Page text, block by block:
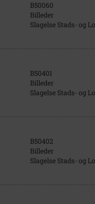
B50060
Billeder
Slagelse Stads- og
B50401
Billeder
Slagelse Stads- og
B50402
Billeder
Slagelse Stads- og